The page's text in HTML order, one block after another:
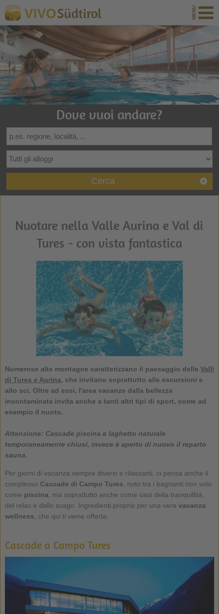
VIVOSüdtirol
Dove vuoi andare?
Cerca
Nuotare nella Valle Aurina e Val di
Tures - con vista fantastica
Numerose alte montagne caratterizzano il paesaggio delle Valli
di Tures e Aurina, che invitano soprattutto alle escursioni e
allo sci. Oltre ad essi, l'area vacanze dalla bellezza
incontaminata invita anche a tanti altri tipi di sport, come ad
esempio il nuoto.
Attenzione: Cascade piscina e laghetto naturale
temporaneamente chiusi, invece è aperto di nuovo il reparto
sauna.
Per giorni di vacanza sempre diversi e rilassanti, ci pensa anche il
complesso Cascade di Campo Tures , noto tra i bagnanti non solo
come piscina , ma soprattutto anche come oasi della tranquillità,
del relax e dello svago. Ingredienti proprio per una vera vacanza
wellness , che qui ti viene offerta.
Cascade a Campo Tures